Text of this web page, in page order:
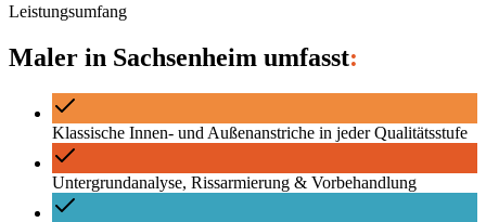
Leistungsumfang
Maler in Sachsenheim umfasst:
Klassische Innen- und Außenanstriche in jeder Qualitätsstufe
Untergrundanalyse, Rissarmierung & Vorbehandlung